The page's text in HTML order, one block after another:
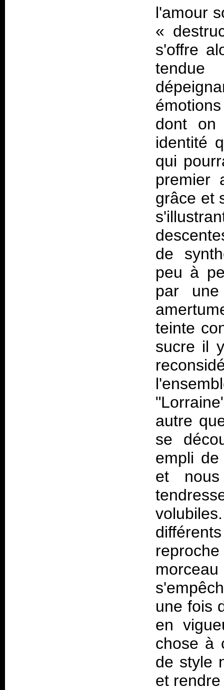
l'amour
«
s'offre
dont on
identité
qui
premier
grâce et
de
peu à
par
teinte
sucre il
autre
se
empli de
et
une fois
en
chose à
de style
et